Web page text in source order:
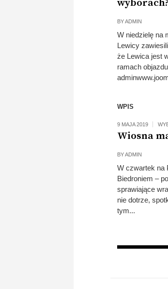
wyborach?
BYADMIN
W niedzielę na
Lewicy
że Lewica jest
ramach
WPIS
9 MAJA 2019
Wiosna
BYADMIN
W czwartek na
Biedroniem –
sprawiające
nie dotrze,
tym...